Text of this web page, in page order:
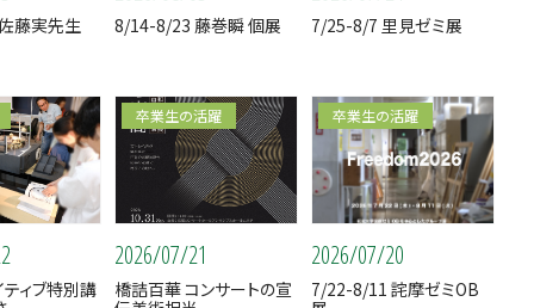
藤実先生 8/14-8/23 藤巻瞬 個展 7/25-8/7 里見ゼミ展
ィブ特別講
卒業生の活躍
2026/07/21
橋詰百華 コンサートの宣
卒業生の活躍
2026/07/20
7/22-8/11 詫摩ゼミOB